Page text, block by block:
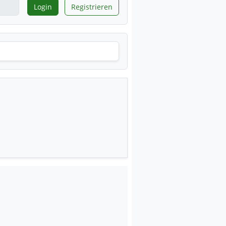
Login Registrieren